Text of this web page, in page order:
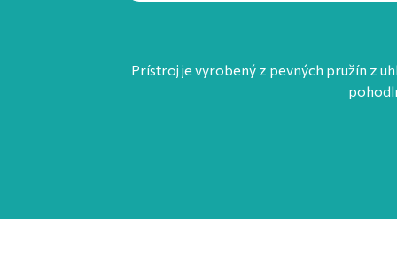
Prístroj je vyrobený z pevných pružín z